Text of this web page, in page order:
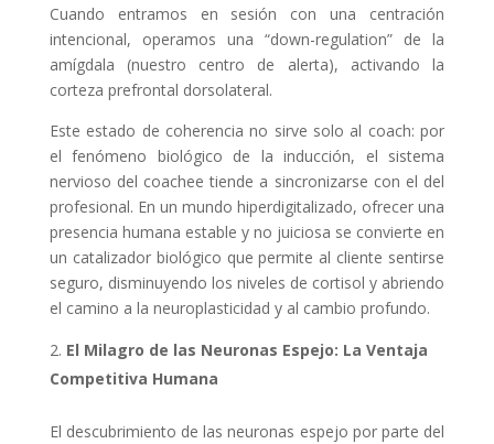
Cuando entramos en sesión con una centración
intencional, operamos una “down-regulation” de la
amígdala (nuestro centro de alerta), activando la
corteza prefrontal dorsolateral.
Este estado de coherencia no sirve solo al coach: por
el fenómeno biológico de la inducción, el sistema
nervioso del coachee tiende a sincronizarse con el del
profesional. En un mundo hiperdigitalizado, ofrecer una
presencia humana estable y no juiciosa se convierte en
un catalizador biológico que permite al cliente sentirse
seguro, disminuyendo los niveles de cortisol y abriendo
el camino a la neuroplasticidad y al cambio profundo.
El Milagro de las Neuronas Espejo: La Ventaja
Competitiva Humana
El descubrimiento de las neuronas espejo por parte del